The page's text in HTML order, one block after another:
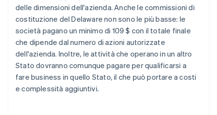
delle dimensioni dell'azienda. Anche le commissioni di
costituzione del Delaware non sono le più basse: le
società pagano un minimo di 109 $ con il totale finale
che dipende dal numero di azioni autorizzate
dell'azienda. Inoltre, le attività che operano in un altro
Stato dovranno comunque pagare per qualificarsi a
fare business in quello Stato, il che può portare a costi
e complessità aggiuntivi.